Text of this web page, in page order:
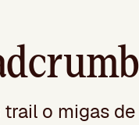
o migas